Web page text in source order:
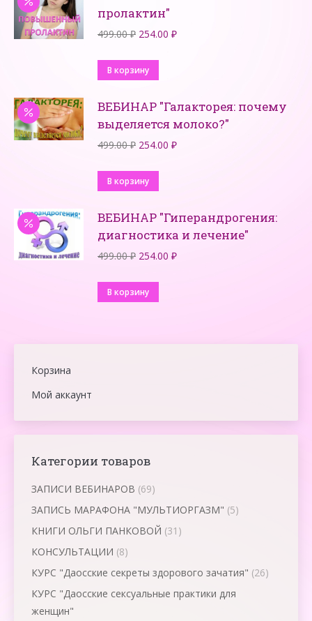
пролактин"
499.00₽ Первоначальная
составляла
254.00 ₽Текущая
В корзину
ВЕБИНАР "Галакторея: почему
выделяется молоко?"
499.00₽ Первоначальная
составляла
254.00 ₽Текущая
В корзину
ВЕБИНАР "Гиперандрогения:
диагностика и лечение"
499.00₽ Первоначальная
составляла
254.00 ₽Текущая
В корзину
Корзина
Мой аккаунт
Категории товаров
ЗАПИСИ ВЕБИНАРОВ (69)
ЗАПИСЬ МАРАФОНА "МУЛЬТИОРГАЗМ" (5)
КНИГИ ОЛЬГИ ПАНКОВОЙ (31)
КОНСУЛЬТАЦИИ (8)
КУРС "Даосские секреты здорового зачатия" (26)
КУРС "Даосские сексуальные практики для
женщин"